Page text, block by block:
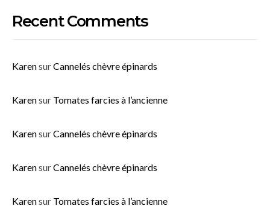
Recent Comments
KarensurCannelés chèvre épinards
Karensur Tomates farcies à l’ancienne
KarensurCannelés chèvre épinards
KarensurCannelés chèvre épinards
Karensur Tomates farcies à l’ancienne